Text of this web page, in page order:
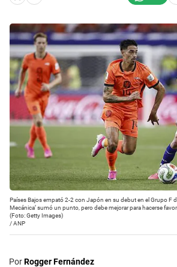
Países Bajos empató 2-2 con Japón en su debut en el Grupo F
Mecánica’ sumó un punto, pero debe mejorar para hacerse
(Foto: Getty Images)
/ANP
PorRogger Fernández